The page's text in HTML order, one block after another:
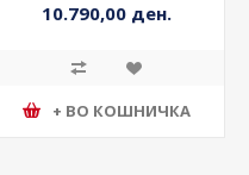
10.790,00 ден.
+ ВО КОШНИЧКА